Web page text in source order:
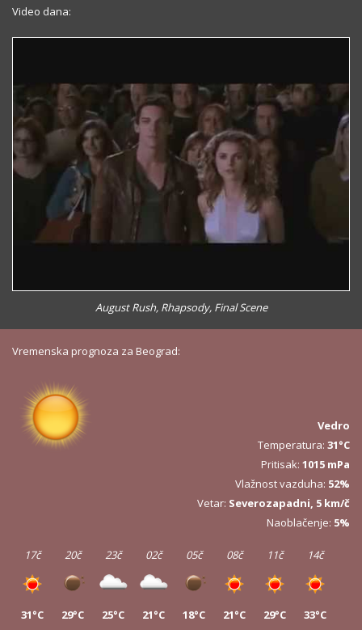
Video dana:
August Rush, Rhapsody, Final Scene
Vremenska prognoza za Beograd:
Vedro
Temperatura: 31°C
Pritisak: 1015 mPa
Vlažnost vazduha: 52%
Vetar: Severozapadni, 5 km/č
Naoblačenje: 5%
17č
31°C
20č
29°C
23č
25°C
02č
21°C
05č
18°C
08č
21°C
11č
29°C
14č
33°C